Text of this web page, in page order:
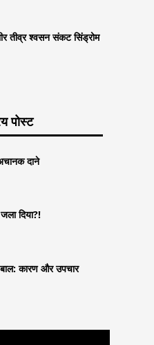
तीव्र श्वसन संकट सिंड्रोम
पोस्ट
दाने
दिया?!
कारण और उपचार